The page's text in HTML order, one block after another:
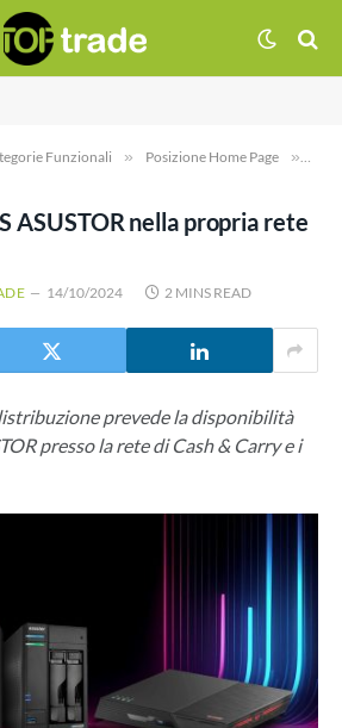
Funzionali » Posizione Home Page »
ASUSTOR nella propria rete
14/10/2024 2 MINS READ
prevede la disponibilità
presso la rete di Cash & Carry e i